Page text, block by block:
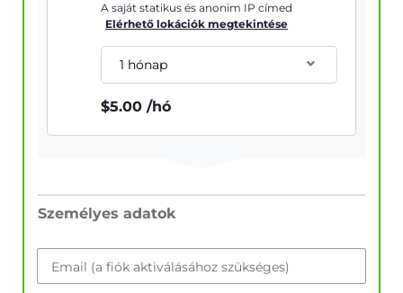
A saját statikus és anonim IP címed
Elérhető lokációk megtekintése
1 hónap
$5.00 /hó
Személyes adatok
Email (a fiók aktiválásához szükséges)